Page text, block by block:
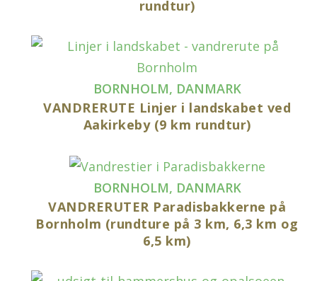
rundtur)
BORNHOLM, DANMARK
VANDRERUTE Linjer i landskabet ved
Aakirkeby (9 km rundtur)
BORNHOLM, DANMARK
VANDRERUTER Paradisbakkerne på
Bornholm (rundture på 3 km, 6,3 km og
6,5 km)